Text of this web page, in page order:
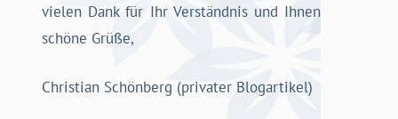
vielen Dank für Ihr Verständnis und Ihnen
schöne Grüße,
Christian Schönberg (privater Blogartikel)